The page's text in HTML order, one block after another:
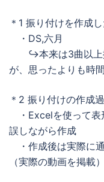
＊1 振り付けを作成
・DS,六月
↪本来は3曲以上振
が、思ったよりも時
＊2 振り付けの作成
・Excelを使って表
誤しながら作成
・作成後は実際に
（実際の動画を掲載）